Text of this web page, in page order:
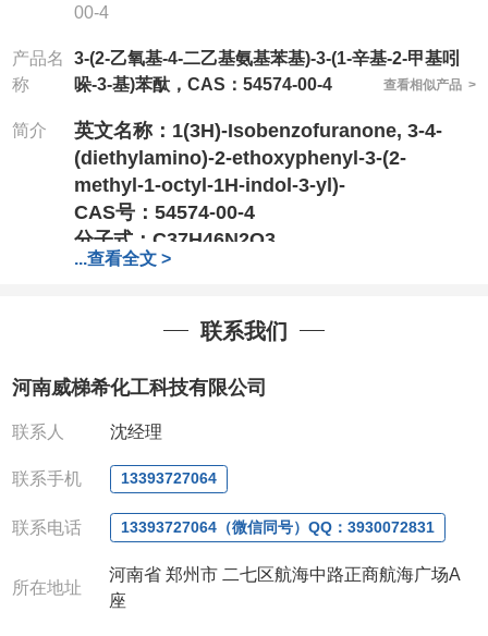
00-4
产品名
称
3-(2-乙氧基-4-二乙基氨基苯基)-3-(1-辛基-2-甲基吲
哚-3-基)苯酞，CAS：54574-00-4
查看相似产品 >
简介 英文名称： 1(3H)-Isobenzofuranone, 3-4-
(diethylamino)-2-ethoxyphenyl-3-(2-
methyl-1-octyl-1H-indol-3-yl)-
CAS号：54574-00-4
分子式： C37H46N2O3
分子量：566.77
战略合作关系,携手共创美好未来!
专业、专注、专诚的为化学出力
针对高校或者国家科研单位
款,产品质量好,价格好,售后服务更好!!选择阿
尔法,会让您事半功倍!!!
0371-63377391、
QQ:3930072831
联系人：周经理(欢迎致电或者QQ、微
信联系)
注：店铺内只有部分产品，如需其他产品也可
...查看全文 >
联系我们
河南威梯希化工科技有限公司
联系人 沈经理
联系手机 13393727064
联系电话 13393727064（微信同号）QQ：3930072831
所在地址
河南省 郑州市 二七区航海中路正商航海广场A
座